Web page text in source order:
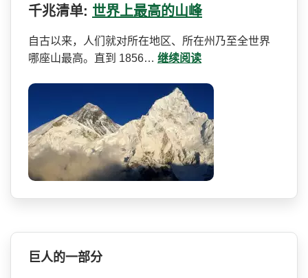
千兆清单: 世界上最高的山峰
自古以来，人们就对所在地区­、所在州乃至全世界
哪座山最高。直到 1856… 继续阅读
巨人的一部分